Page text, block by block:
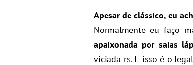
Apesar de clássico, eu
Normalmente eu faço
apaixonada por saias
viciada rs. E isso é o